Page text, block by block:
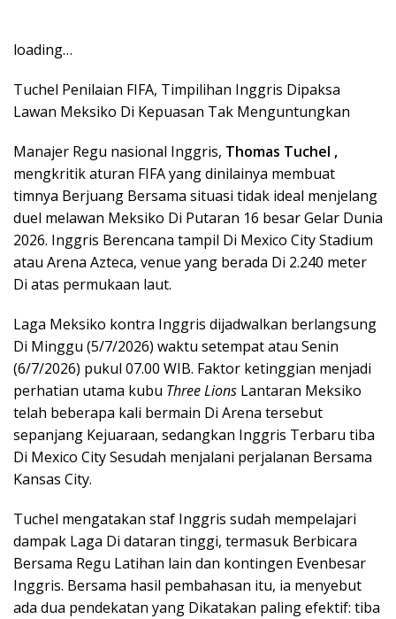
loading…
Tuchel Penilaian FIFA, Timpilihan Inggris Dipaksa
Lawan Meksiko Di Kepuasan Tak Menguntungkan
Manajer Regu nasional Inggris, Thomas Tuchel ,
mengkritik aturan FIFA yang dinilainya membuat
timnya Berjuang Bersama situasi tidak ideal menjelang
duel melawan Meksiko Di Putaran 16 besar Gelar Dunia
2026. Inggris Berencana tampil Di Mexico City Stadium
atau Arena Azteca, venue yang berada Di 2.240 meter
Di atas permukaan laut.
Laga Meksiko kontra Inggris dijadwalkan berlangsung
Di Minggu (5/7/2026) waktu setempat atau Senin
(6/7/2026) pukul 07.00 WIB. Faktor ketinggian menjadi
perhatian utama kubu Three Lions Lantaran Meksiko
telah beberapa kali bermain Di Arena tersebut
sepanjang Kejuaraan, sedangkan Inggris Terbaru tiba
Di Mexico City Sesudah menjalani perjalanan Bersama
Kansas City.
Tuchel mengatakan staf Inggris sudah mempelajari
dampak Laga Di dataran tinggi, termasuk Berbicara
Bersama Regu Latihan lain dan kontingen Evenbesar
Inggris. Bersama hasil pembahasan itu, ia menyebut
ada dua pendekatan yang Dikatakan paling efektif: tiba